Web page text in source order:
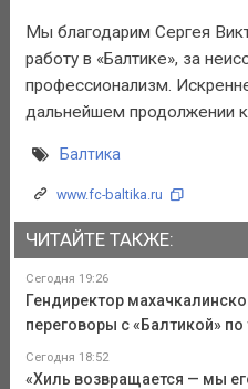
Мы благодарим Сергея
работу в «Балтике», за
профессионализм.
дальнейшем продолжении
Балтика
www.fc-baltika.ru
ЧИТАЙТЕ ТАКЖЕ:
Сегодня 19:26
Гендиректор
переговоры с «Балтикой»
Сегодня 18:52
«Хиль возвращается — мы